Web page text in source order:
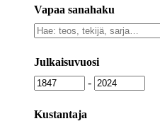
Vapaa sanahaku
Vapaa
sanahaku
Julkaisuvuosi
Julkaisuvuosi
- Julkaisuvuosi
Kustantaja